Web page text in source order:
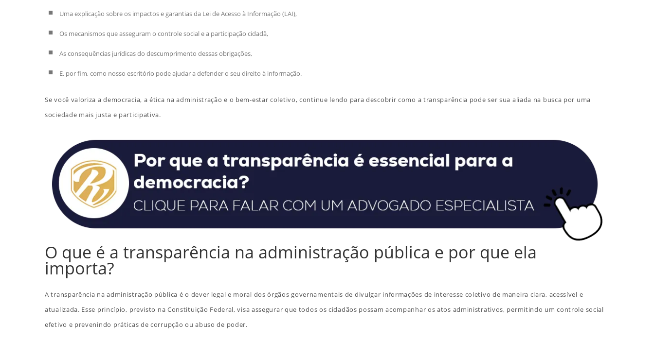
Uma explicação sobre os impactos e garantias da Lei de Acesso à Informação (LAI),
Os mecanismos que asseguram o controle social e a participação cidadã,
As consequências jurídicas do descumprimento dessas obrigações,
E, por fim, como nosso escritório pode ajudar a defender o seu direito à informação.
Se você valoriza a democracia, a ética na administração e o bem-estar coletivo, continue lendo para descobrir como a transparência pode ser sua aliada na busca por uma
sociedade mais justa e participativa.
O que é a transparência na administração pública e por que ela
importa?
A transparência na administração pública é o dever legal e moral dos órgãos governamentais de divulgar informações de interesse coletivo de maneira clara, acessível e
atualizada. Esse princípio, previsto na Constituição Federal, visa assegurar que todos os cidadãos possam acompanhar os atos administrativos, permitindo um controle social
efetivo e prevenindo práticas de corrupção ou abuso de poder.